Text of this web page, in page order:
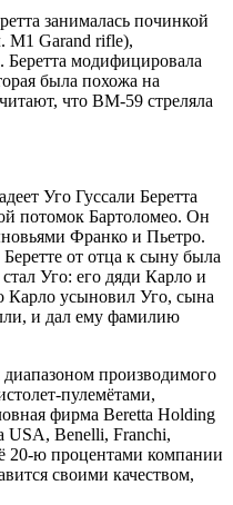
занималась починкой
M1 Garand rifle),
модифицировала
была похожа на
что BM-59 стреляла
Уго Гуссали Беретта
потомок Бартоломео. Он
Франко и Пьетро.
от отца к сыну была
Уго: его дяди Карло и
Карло усыновил Уго, сына
и дал ему фамилию
производимого
пулемётами,
фирма Beretta Holding
USA, Benelli, Franchi,
20-ю процентами компании
своими качеством,